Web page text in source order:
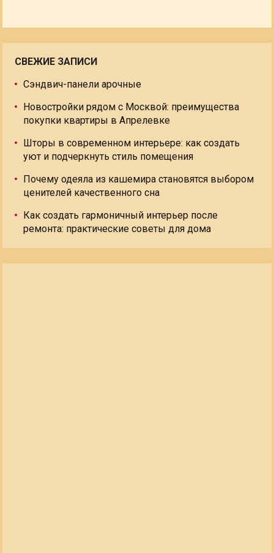
СВЕЖИЕ ЗАПИСИ
Сэндвич-панели арочные
Новостройки рядом с Москвой: преимущества
покупки квартиры в Апрелевке
Шторы в современном интерьере: как создать
уют и подчеркнуть стиль помещения
Почему одеяла из кашемира становятся выбором
ценителей качественного сна
Как создать гармоничный интерьер после
ремонта: практические советы для дома